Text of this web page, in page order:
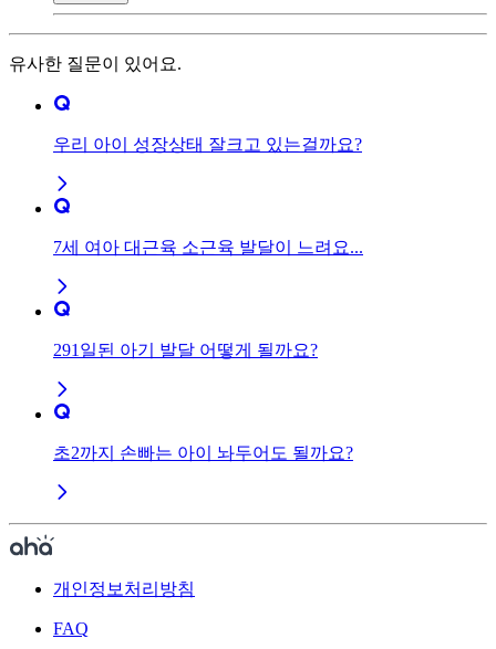
유사한 질문이 있어요.
우리 아이 성장상태 잘크고 있는걸까요?
7세 여아 대근육 소근육 발달이 느려요...
291일된 아기 발달 어떻게 될까요?
초2까지 손빠는 아이 놔두어도 될까요?
개인정보처리방침
FAQ